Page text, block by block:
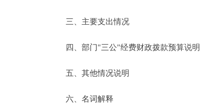
便民服务
中介服务
三、主要支出情况
四、部门"三公"经费财政拨款预算说明
五、其他情况说明
六、名词解释